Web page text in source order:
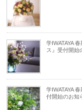
学IWATAYA
ス』受付開始
学IWATAYA
付開始のお知